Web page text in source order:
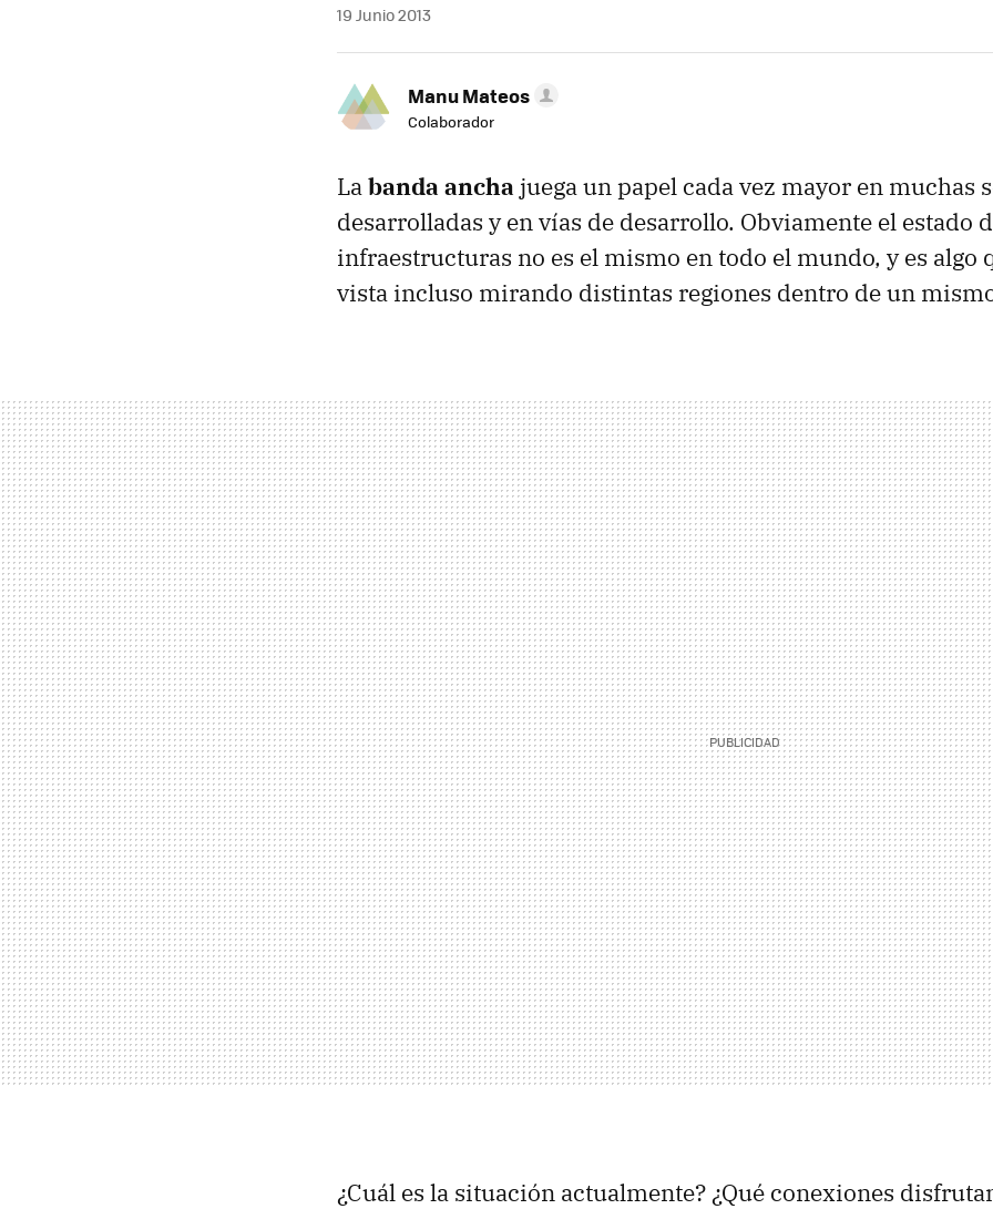
19 Junio 2013
Manu Mateos
Colaborador
Labanda ancha juega un papel cada vez mayor en muchas
desarrolladas y en vías de desarrollo. Obviamente el estado
infraestructuras no es el mismo en todo el mundo, y es algo
vista incluso mirando distintas regiones dentro de un
¿Cuál es la situación actualmente? ¿Qué conexiones